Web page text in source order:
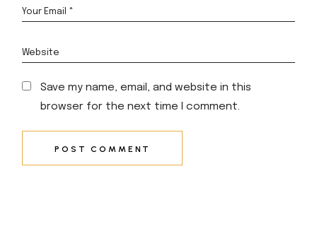
Save my name, email, and website in this
browser for the next time I comment.
POST COMMENT